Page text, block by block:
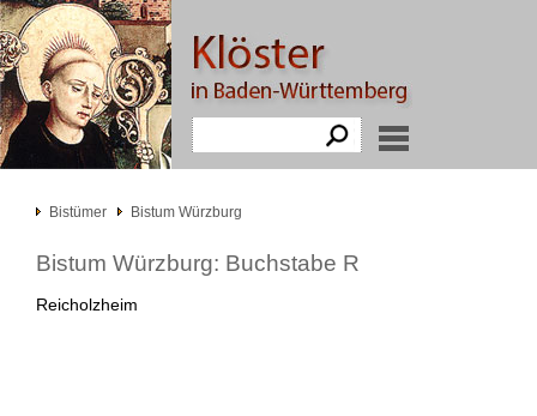
Bistümer Bistum Würzburg
Bistum Würzburg: Buchstabe R
Reicholzheim